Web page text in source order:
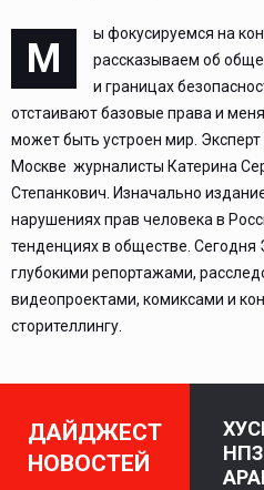
М
ы фокусируемся на
рассказываем об
и границах
отстаивают базовые права и
может быть устроен мир.
Москве журналисты Катерина
Степанкович. Изначально
нарушениях прав человека в
тенденциях в обществе. Сегодня
глубокими репортажами,
видеопроектами, комиксами и
сторителлингу.
ДАЙДЖЕСТ
НОВОСТЕЙ